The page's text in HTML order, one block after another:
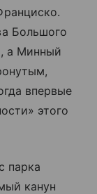
Большого
а Минный
впервые
этого
парка
канун